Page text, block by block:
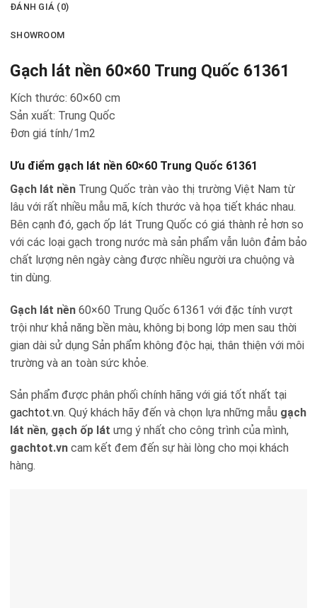
ĐÁNH GIÁ (0)
SHOWROOM
Gạch lát nền 60×60 Trung Quốc 61361
Kích thước: 60×60 cm
Sản xuất: Trung Quốc
Đơn giá tính/1m2
Ưu điểm gạch lát nền 60×60 Trung Quốc 61361
Gạch lát nền Trung Quốc tràn vào thị trường Việt Nam từ
lâu với rất nhiều mẫu mã, kích thước và họa tiết khác nhau.
Bên cạnh đó, gạch ốp lát Trung Quốc có giá thành rẻ hơn so
với các loại gạch trong nước mà sản phẩm vẫn luôn đảm bảo
chất lượng nên ngày càng được nhiều người ưa chuộng và
tin dùng.
Gạch lát nền 60×60 Trung Quốc 61361 với đặc tính vượt
trội như khả năng bền màu, không bị bong lớp men sau thời
gian dài sử dụng Sản phẩm không độc hại, thân thiện với môi
trường và an toàn sức khỏe.
Sản phẩm được phân phối chính hãng với giá tốt nhất tại
gachtot.vn. Quý khách hãy đến và chọn lựa những mẫu gạch
lát nền, gạch ốp lát ưng ý nhất cho công trình của mình,
gachtot.vn cam kết đem đến sự hài lòng cho mọi khách
hàng.